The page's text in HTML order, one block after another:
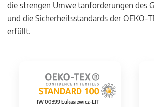
die strengen Umweltanforderungen des
und die Sicherheitsstandards der OEKO-
erfüllt.
IW 00399 Łukasiewicz-ŁIT